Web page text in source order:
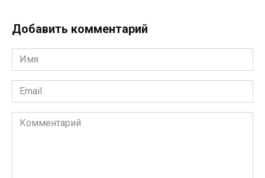
Добавить комментарий
Имя
*
Email
*
Комментарий